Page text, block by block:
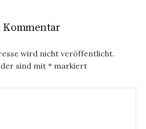
Kommentar
wird nicht veröffentlicht.
sind mit * markiert